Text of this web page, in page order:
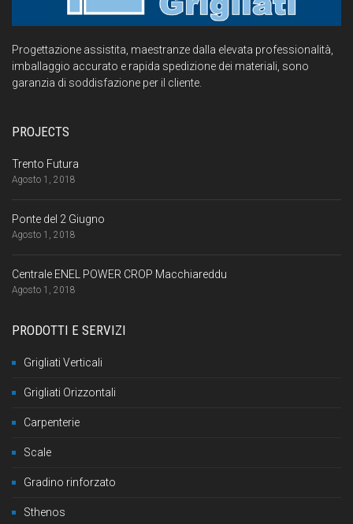
Progettazione assistita, maestranze dalla elevata professionalità,
imballaggio accurato e rapida spedizione dei materiali, sono
garanzia di soddisfazione per il cliente.
PROJECTS
Trento Futura
Agosto 1, 2018
Ponte del 2 Giugno
Agosto 1, 2018
Centrale ENEL POWER CROP Macchiareddu
Agosto 1, 2018
PRODOTTI E SERVIZI
Grigliati Verticali
Grigliati Orizzontali
Carpenterie
Scale
Gradino rinforzato
Sthenos